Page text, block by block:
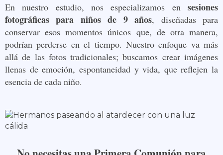
En nuestro estudio, nos especializamos en sesiones
fotográficas para niños de 9 años, diseñadas para
conservar esos momentos únicos que, de otra manera,
podrían perderse en el tiempo. Nuestro enfoque va más
allá de las fotos tradicionales; buscamos crear imágenes
llenas de emoción, espontaneidad y vida, que reflejen la
esencia de cada niño.